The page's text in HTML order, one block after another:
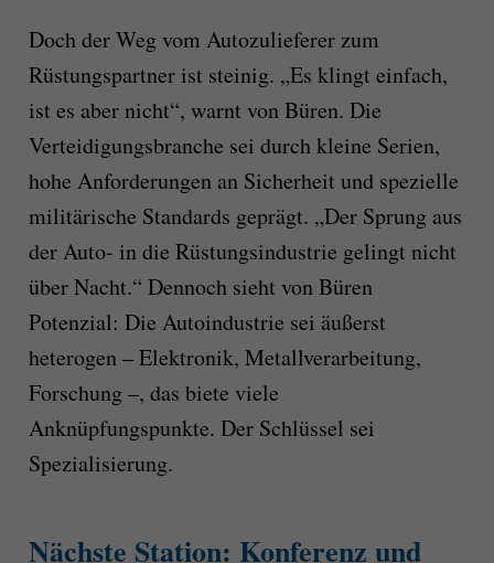
Doch der Weg vom Autozulieferer zum
Rüstungspartner ist steinig. „Es klingt einfach,
ist es aber nicht“, warnt von Büren. Die
Verteidigungsbranche sei durch kleine Serien,
hohe Anforderungen an Sicherheit und spezielle
militärische Standards geprägt. „Der Sprung aus
der Auto- in die Rüstungsindustrie gelingt nicht
über Nacht.“ Dennoch sieht von Büren
Potenzial: Die Autoindustrie sei äußerst
heterogen – Elektronik, Metallverarbeitung,
Forschung –, das biete viele
Anknüpfungspunkte. Der Schlüssel sei
Spezialisierung.
Nächste Station: Konferenz und